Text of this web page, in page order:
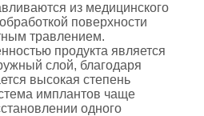
из медицинского
поверхности
травлением.
продукта является
слой, благодаря
высокая степень
имплантов чаще
одного